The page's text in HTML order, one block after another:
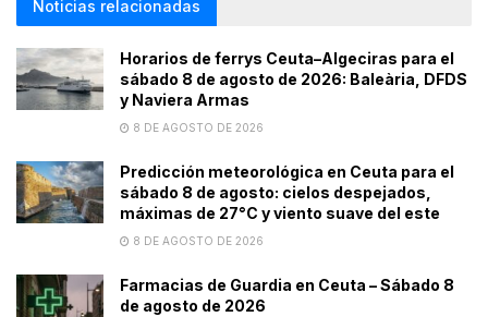
Noticias relacionadas
Horarios de ferrys Ceuta–Algeciras para el
sábado 8 de agosto de 2026: Baleària, DFDS
y Naviera Armas
8 DE AGOSTO DE 2026
Predicción meteorológica en Ceuta para el
sábado 8 de agosto: cielos despejados,
máximas de 27°C y viento suave del este
8 DE AGOSTO DE 2026
Farmacias de Guardia en Ceuta – Sábado 8
de agosto de 2026